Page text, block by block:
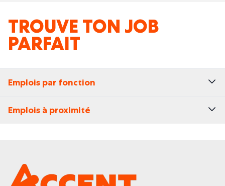
TROUVE TON JOB
PARFAIT
Emplois par fonction
Emplois à proximité